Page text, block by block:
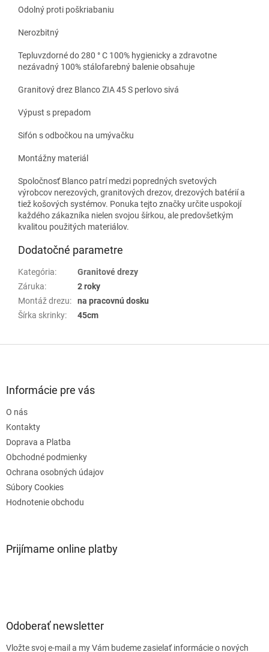
Odolný proti poškriabaniu
Nerozbitný
Tepluvzdorné do 280 ° C 100% hygienicky a zdravotne
nezávadný 100% stálofarebný balenie obsahuje
Granitový drez Blanco ZIA 45 S perlovo sivá
Výpust s prepadom
Sifón s odbočkou na umývačku
Montážny materiál
Spoločnosť Blanco patrí medzi popredných svetových
výrobcov nerezových, granitových drezov, drezových batérií a
tiež košových systémov. Ponuka tejto značky určite uspokojí
každého zákazníka nielen svojou šírkou, ale predovšetkým
kvalitou použitých materiálov.
Dodatočné parametre
Kategória:
Granitové drezy
Záruka:
2 roky
Montáž drezu:
na pracovnú dosku
Šírka skrinky: 45cm
Informácie pre vás
O nás
Kontakty
Doprava a Platba
Obchodné podmienky
Ochrana osobných údajov
Súbory Cookies
Hodnotenie obchodu
Prijímame online platby
Odoberať newsletter
Vložte svoj e-mail a my Vám budeme zasielať informácie o nových